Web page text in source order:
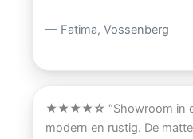
— Fatima, Vossenberg
★★★★☆ “Showroom in
modern en rustig. De